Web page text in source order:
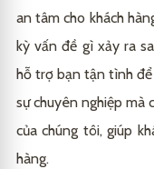
an tâm cho khách
kỳ vấn đề gì xảy ra
hỗ trợ bạn tận tình để
sự chuyên nghiệp mà
của chúng tôi, giúp
hàng.